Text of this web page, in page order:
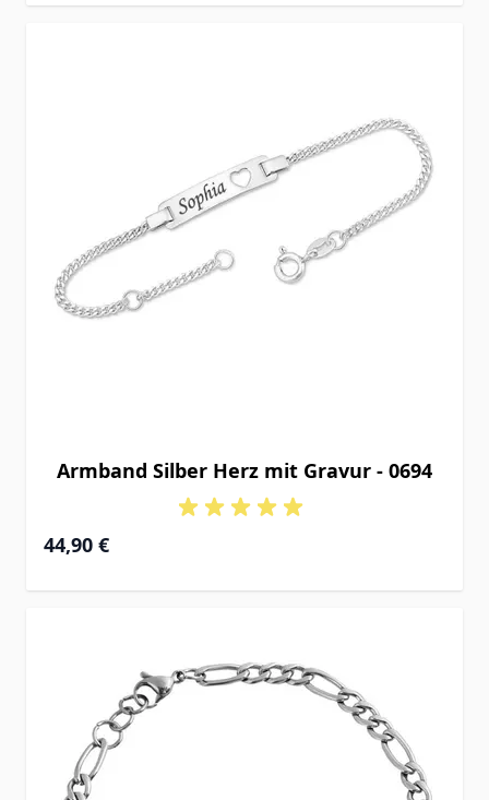
Armband Silber Herz mit Gravur - 0694
Ab
44,90 €